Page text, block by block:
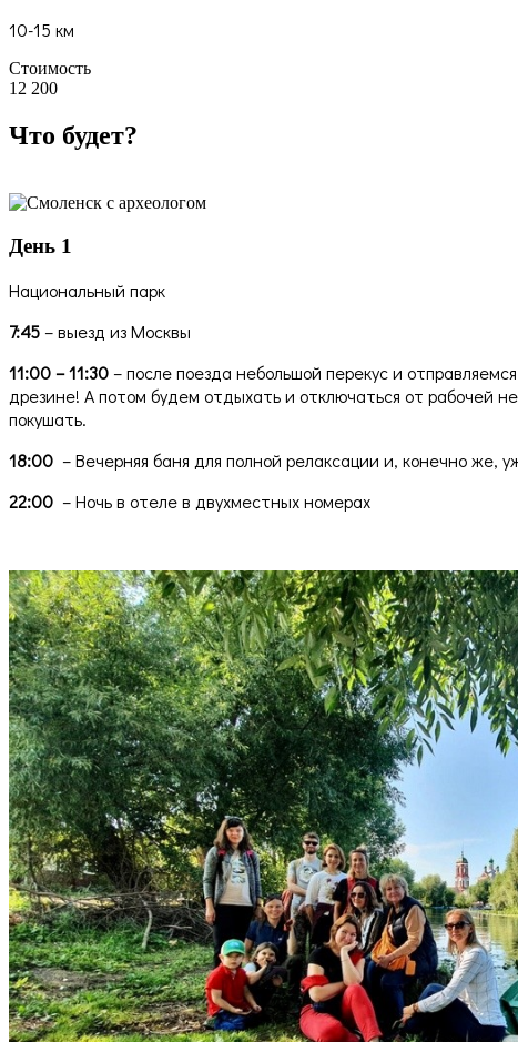
10-15 км
Стоимость
12 200
Что будет?
День 1
Национальный парк
7:45– выезд из Москвы
11:00 – 11:30– после поезда небольшой перекус и
дрезине! А потом будем отдыхать и отключаться от рабочей
покушать.
18:00 – Вечерняя баня для полной релаксации и, конечно же,
22:00 – Ночь в отеле в двухместных номерах